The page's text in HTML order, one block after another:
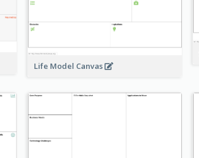
Life Model Canvas